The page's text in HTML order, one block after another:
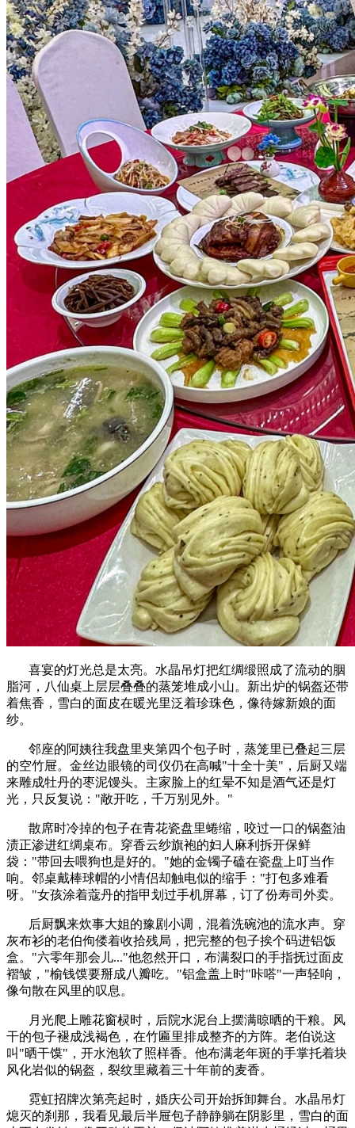
喜宴的灯光总是太亮。水晶吊灯把红绸缎照成了流动的胭
脂河，八仙桌上层层叠叠的蒸笼堆成小山。新出炉的锅盔还带
着焦香，雪白的面皮在暖光里泛着珍珠色，像待嫁新娘的面
纱。
邻座的阿姨往我盘里夹第四个包子时，蒸笼里已叠起三层
的空竹屉。金丝边眼镜的司仪仍在高喊"十全十美"，后厨又端
来雕成牡丹的枣泥馒头。主家脸上的红晕不知是酒气还是灯
光，只反复说："敞开吃，千万别见外。"
散席时冷掉的包子在青花瓷盘里蜷缩，咬过一口的锅盔油
渍正渗进红绸桌布。穿香云纱旗袍的妇人麻利拆开保鲜
袋："带回去喂狗也是好的。"她的金镯子磕在瓷盘上叮当作
响。邻桌戴棒球帽的小情侣却触电似的缩手："打包多难看
呀。"女孩涂着蔻丹的指甲划过手机屏幕，订了份寿司外卖。
后厨飘来炊事大姐的豫剧小调，混着洗碗池的流水声。穿
灰布衫的老伯佝偻着收拾残局，把完整的包子挨个码进铝饭
盒。"六零年那会儿..."他忽然开口，布满裂口的手指抚过面皮
褶皱，"榆钱馍要掰成八瓣吃。"铝盒盖上时"咔嗒"一声轻响，
像句散在风里的叹息。
月光爬上雕花窗棂时，后院水泥台上摆满晾晒的干粮。风
干的包子褪成浅褐色，在竹匾里排成整齐的方阵。老伯说这
叫"晒干馍"，开水泡软了照样香。他布满老年斑的手掌托着块
风化岩似的锅盔，裂纹里藏着三十年前的麦香。
霓虹招牌次第亮起时，婚庆公司开始拆卸舞台。水晶吊灯
熄灭的刹那，我看见最后半屉包子静静躺在阴影里，雪白的面